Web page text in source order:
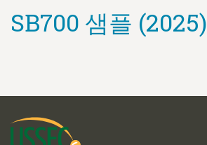
SB700 샘플 (2025)